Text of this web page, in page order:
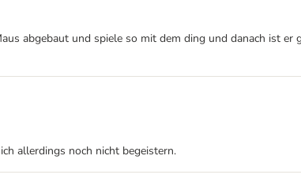
abgebaut und spiele so mit dem ding und danach ist
allerdings noch nicht begeistern.